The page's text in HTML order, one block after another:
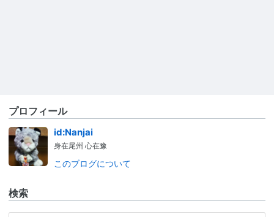
プロフィール
id:Nanjai
身在尾州 心在豫
このブログについて
検索